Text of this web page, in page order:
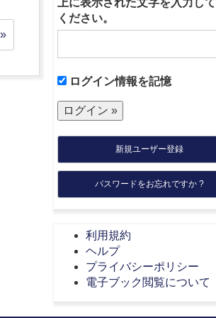
上に表示された文字を入力して
ください。
ログイン情報を記憶
新規ユーザー登録
パスワードをお忘れですか ?
利用規約
ヘルプ
プライバシーポリシー
電子ブック閲覧について